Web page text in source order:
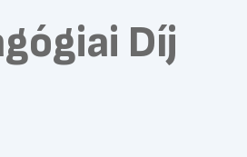
Díj